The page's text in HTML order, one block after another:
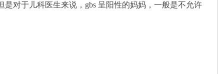
对于儿科医生来说，gbs 呈阳性的妈妈，一般是不允许